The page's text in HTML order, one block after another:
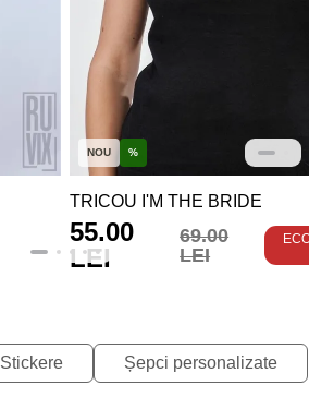
NOU %
TRICOU I'M THE BRIDE
55.00
LEI
69.00
LEI
Stickere Șepci personalizate